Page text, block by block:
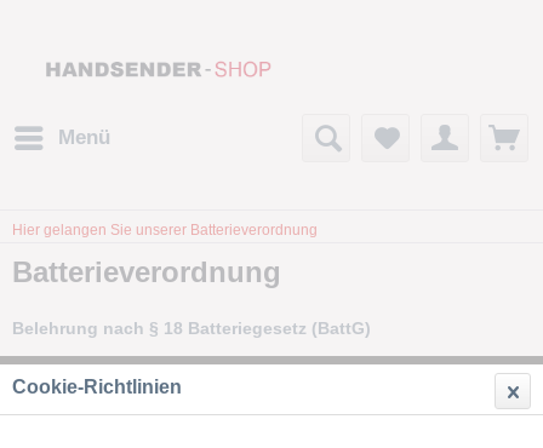
Menü
Hier gelangen Sie unserer Batterieverordnung
Batterieverordnung
Belehrung nach § 18 Batteriegesetz (BattG)
Informationspflicht gemäß Batteriegesetz (BattG)
Cookie-Richtlinien